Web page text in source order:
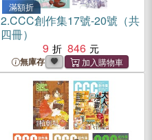
滿額折
2.CCC創作集17號-20號（共
四冊）
9
846
無庫存